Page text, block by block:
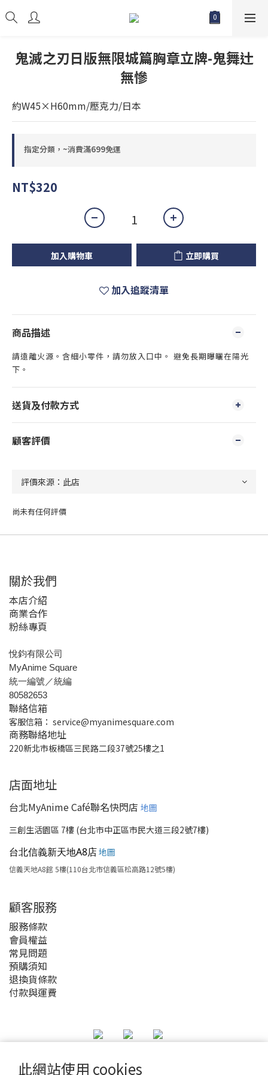
此網站使用 cookies
鬼滅之刃日版無限城篇胸章立牌-鬼舞辻
無慘
約W45×H60mm/壓克力/日本
指定分類，~消費滿699免運
NT$320
加入購物車 立即購買
加入追蹤清單
商品描述
請遠離火源。含細小零件，請勿放入口中。 避免長期曝曬在陽光
下。
送貨及付款方式
顧客評價
尚未有任何評價
關於我們
本店介紹
商業合作
粉絲專頁
悅鈞有限公司
MyAnime Square
統一編號／統編
80582653
聯絡信箱
客服信箱： service@myanimesquare.com
商務聯絡地址
220新北市板橋區三民路二段37號25樓之1
店面地址
台北MyAnime Café聯名快閃店 地圖
三創生活園區 7樓 (台北市中正區市民大道三段2號7樓)
台北信義新天地A8店地圖
信義天地A8館 5樓(110台北市信義區松高路12號5樓)
顧客服務
服務條款
會員權益
常見問題
預購須知
退換貨條款
付款與運費